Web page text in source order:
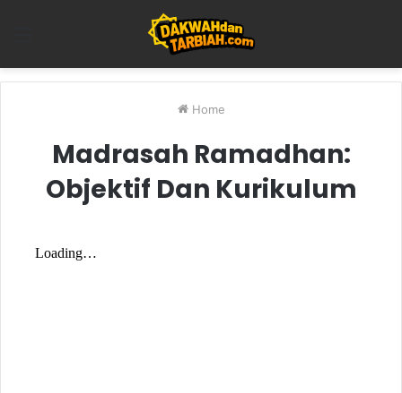
Home
Madrasah Ramadhan:
Objektif Dan Kurikulum